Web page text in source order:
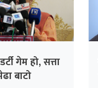
गेम हो, सत्ता
बाटो